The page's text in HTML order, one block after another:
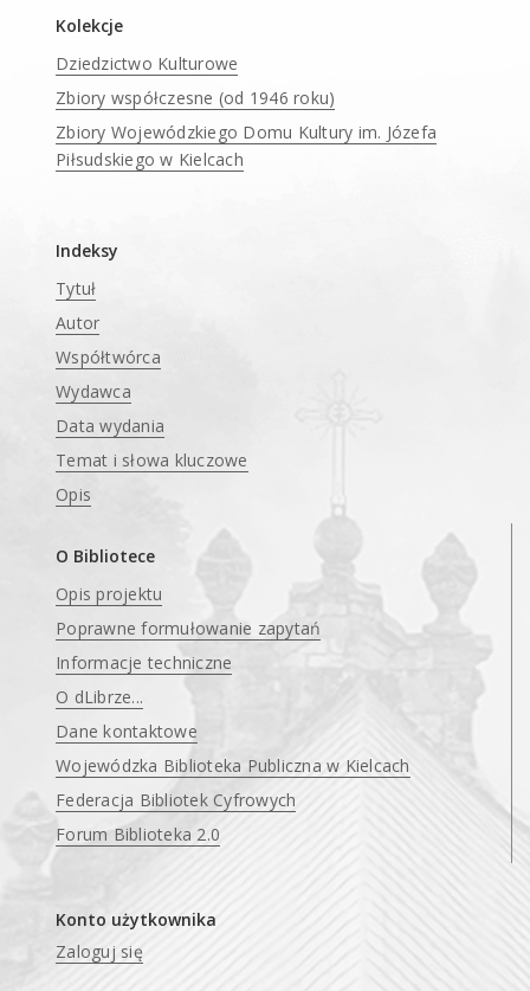
Kolekcje
Dziedzictwo Kulturowe
Zbiory współczesne (od 1946 roku)
Zbiory Wojewódzkiego Domu Kultury im. Józefa
Piłsudskiego w Kielcach
Indeksy
Tytuł
Autor
Współtwórca
Wydawca
Data wydania
Temat i słowa kluczowe
Opis
O Bibliotece
Opis projektu
Poprawne formułowanie zapytań
Informacje techniczne
O dLibrze...
Dane kontaktowe
Wojewódzka Biblioteka Publiczna w Kielcach
Federacja Bibliotek Cyfrowych
Forum Biblioteka 2.0
Konto użytkownika
Zaloguj się